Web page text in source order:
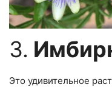
3.
Это удивительное